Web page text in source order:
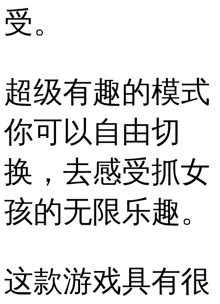
受。
超级有趣的模式
你可以自由切
换，去感受抓女
孩的无限乐趣。
这款游戏具有很